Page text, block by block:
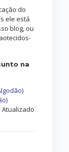
do
ele está
blog, ou
na
Atualizado